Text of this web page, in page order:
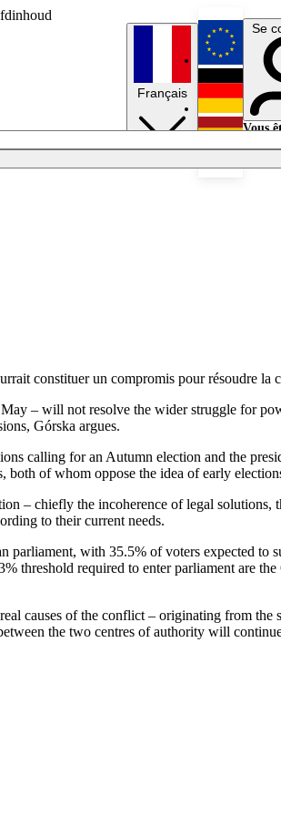
Français
English
Deutsch
Se
Vous
constituer un compromis pour résoudre la
– will not resolve the wider struggle for
Górska argues.
calling for an Autumn election and the
both of whom oppose the idea of early
– chiefly the incoherence of legal solutions,
to their current needs.
with 35.5% of voters expected to
threshold required to enter parliament are the
causes of the conflict – originating from
the two centres of authority will